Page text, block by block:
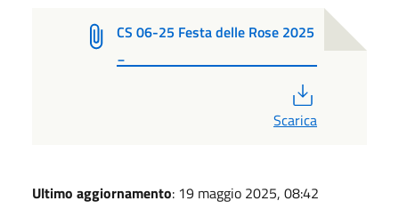
CS 06-25 Festa delle Rose 2025
Scarica
Ultimo aggiornamento: 19 maggio 2025, 08:42